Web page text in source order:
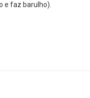
e faz barulho).